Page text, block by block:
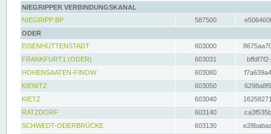
NIEGRIPPER VERBINDUNGSKANAL
NIEGRIPP BP
587500
ODER
EISENHÜTTENSTADT
603000
FRANKFURT1 (ODER)
603031
HOHENSAATEN-FINOW
603080
KIENITZ
603050
KIETZ
603040
RATZDORF
603140
SCHWEDT-ODERBRÜCKE
603130